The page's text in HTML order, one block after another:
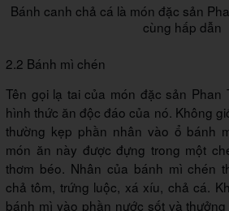
Bánh canh chả cá là món đặc sản
cùng hấp dẫn
2.2 Bánh mì chén
Tên gọi lạ tai của món đặc sản Phan
hình thức ăn độc đáo của nó. Không
thường kẹp phần nhân vào ổ bánh
món ăn này được đựng trong một
thơm béo. Nhân của bánh mì chén
chả tôm, trứng luộc, xá xíu, chả cá.
bánh mì vào phần nước sốt và